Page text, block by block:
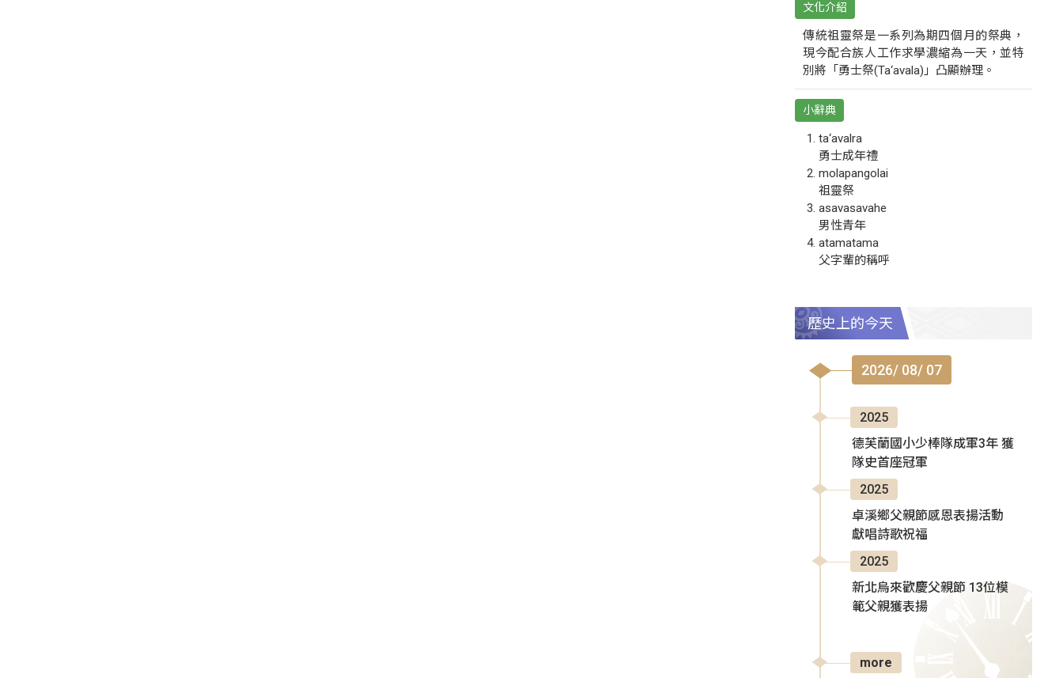
文化介紹
傳統祖靈祭是一系列為期四個月的祭典，
現今配合族人工作求學濃縮為一天，並特
別將「勇士祭(Ta‘avala)」凸顯辦理。
小辭典
ta‘avalra
勇士成年禮
molapangolai
祖靈祭
asavasavahe
男性青年
atamatama
父字輩的稱呼
歷史上的今天
2026/ 08/ 07
2025
德芙蘭國小少棒隊成軍3年 獲
隊史首座冠軍
2025
卓溪鄉父親節感恩表揚活動
獻唱詩歌祝福
2025
新北烏來歡慶父親節 13位模
範父親獲表揚
more